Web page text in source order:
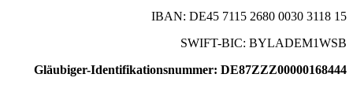
IBAN: DE45 7115 2680 0030 3118 15
SWIFT-BIC: BYLADEM1WSB
Gläubiger-Identifikationsnummer: DE87ZZZ00000168444